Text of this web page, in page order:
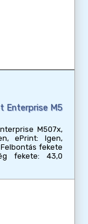
Enterprise M5
M507x,
ePrint: Igen,
fekete
fekete: 43,0